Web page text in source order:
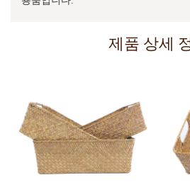
제품 상세